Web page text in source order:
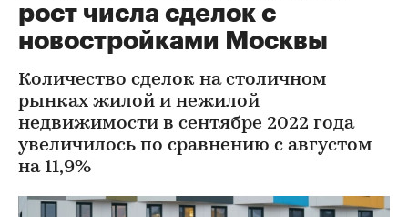
рост числа сделок с
новостройками Москвы
Количество сделок на столичном
рынках жилой и нежилой
недвижимости в сентябре 2022 года
увеличилось по сравнению с августом
на 11,9%